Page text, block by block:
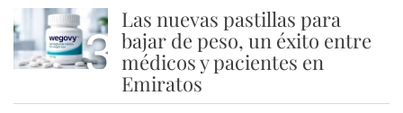
3
Las nuevas pastillas para
bajar de peso, un éxito entre
médicos y pacientes en
Emiratos